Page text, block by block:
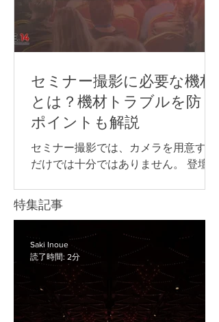
の流れや注意点について解説します。
ライブ配信イベントの配信方法 ライブ
配信イベントでよく使われる配信プラ
です。 YouTube Live Zoom Microsoft
Teams 専用配信ページ 同じライブ配信
でも、誰に見てもらうのか、参加者と
やり取りをするのか、申込やアーカイ
ブをどう管理するのかによって、適し
た方法は変わります。 以下からは、そ
れぞれの配信方法について詳しく見て
いきましょう。 YouTube Live YouTube
Liveは、幅広い視聴者に向けてイベン
トを配信したい場合に向いている方法
です。 たとえば、以下のような広く視
聴者を集めたい配信で使いやすいで
セミナー撮影に必要な機材
とは？機材トラブルを防ぐ
ポイントも解説
セミナー撮影では、カメラを用意する
だけでは十分ではありません。 登壇者
ク、長時間撮影に対応できる電源な
ど、目的に合わせて必要な機材を準備
ナーや講演会では、撮影した映像を社
内共有用に残すのか、後日アーカイブ
配信するのか、当日リアルタイムで配
信するのかによって、必要な機材や確
認すべきポイントが変わります。 機材
特集記事
Saki Inoue
読了時間: 2分